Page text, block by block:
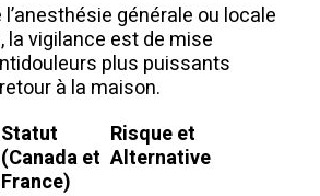
générale ou locale
vigilance est de mise
plus puissants
à la maison.
Statut
(Canada et
France)
Risque et
Alternative